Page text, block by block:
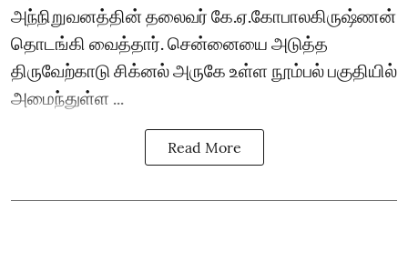
அந்நிறுவனத்தின் தலைவர் கே.ஏ.கோபாலகிருஷ்ணன்
தொடங்கி வைத்தார். சென்னையை அடுத்த
திருவேற்காடு சிக்னல் அருகே உள்ள நூம்பல் பகுதியில்
அமைந்துள்ள ...
Read More